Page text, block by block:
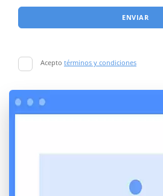
ENVIAR
Acepto términos y condiciones